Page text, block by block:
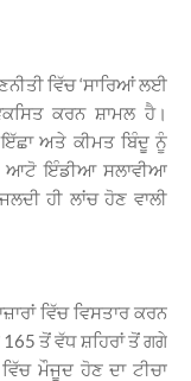
ਵਿੱਚ ‘ਸਾਰਿਆਂ ਲਈ
ਕਰਨ ਸ਼ਾਮਲ ਹੈ।
ਅਤੇ ਕੀਮਤ ਬਿੰਦੂ ਨੂੰ
ਆਟੋ ਇੰਡੀਆ ਸਲਾਵੀਆ
ਹੀ ਲਾਂਚ ਹੋਣ ਵਾਲੀ
ਵਿੱਚ ਵਿਸਤਾਰ ਕਰਨ
ਤੋਂ ਵੱਧ ਸ਼ਹਿਰਾਂ ਤੋਂ ਗਗੇ
ਮੌਜੂਦ ਹੋਣ ਦਾ ਟੀਚਾ